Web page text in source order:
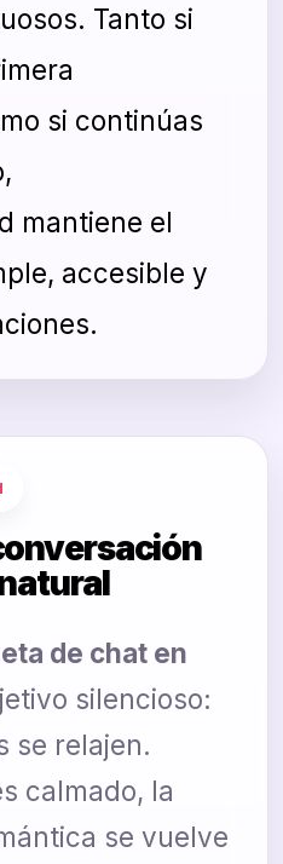
Tanto si
si continúas
mantiene el
accesible y
de chat en
silencioso:
se relajen.
calmado, la
se vuelve